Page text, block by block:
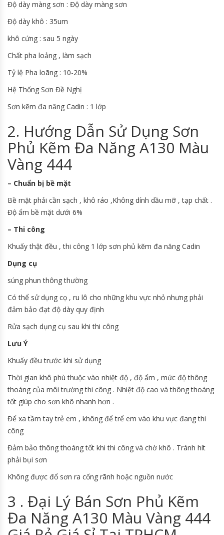
Độ dày màng sơn : Độ dày màng sơn
Độ dày khô : 35um
khô cứng : sau 5 ngày
Chất pha loảng , làm sạch
Tỷ lệ Pha loãng : 10-20%
Hệ Thống Sơn Đề Nghị
Sơn kẽm đa năng Cadin : 1 lớp
2. Hướng Dẫn Sử Dụng Sơn
Phủ Kẽm Đa Năng A130 Màu
Vàng 444
– Chuẩn bị bề mặt
Bề mặt phải cần sạch , khô ráo ,Không dính dầu mỡ , tạp chất .
Độ ẩm bề mặt dưới 6%
– Thi công
Khuấy thật đều , thi công 1 lớp sơn phủ kẽm đa năng Cadin
Dụng cụ
súng phun thông thường
Có thể sử dụng cọ , ru lô cho những khu vực nhỏ nhưng phải
đảm bảo đạt độ dày quy định
Rửa sạch dụng cụ sau khi thi công
Lưu Ý
Khuấy đều trước khi sử dụng
Thời gian khô phù thuộc vào nhiệt độ , độ ẩm , mức độ thông
thoáng của môi trường thi công . Nhiệt độ cao và thông thoáng
tốt giúp cho sơn khô nhanh hơn .
Để xa tầm tay trẻ em , không để trể em vào khu vực đang thi
công
Đảm bảo thông thoáng tốt khi thi công và chờ khô . Tránh hít
phải bụi sơn
Không được đổ sơn ra cống rãnh hoặc nguồn nước
3 . Đại Lý Bán Sơn Phủ Kẽm
Đa Năng A130 Màu Vàng 444